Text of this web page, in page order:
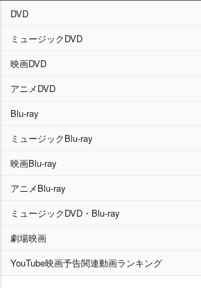
DVD
ミュージックDVD
映画DVD
アニメDVD
Blu-ray
ミュージックBlu-ray
映画Blu-ray
アニメBlu-ray
ミュージックDVD・Blu-ray
劇場映画
YouTube映画予告関連動画ランキング